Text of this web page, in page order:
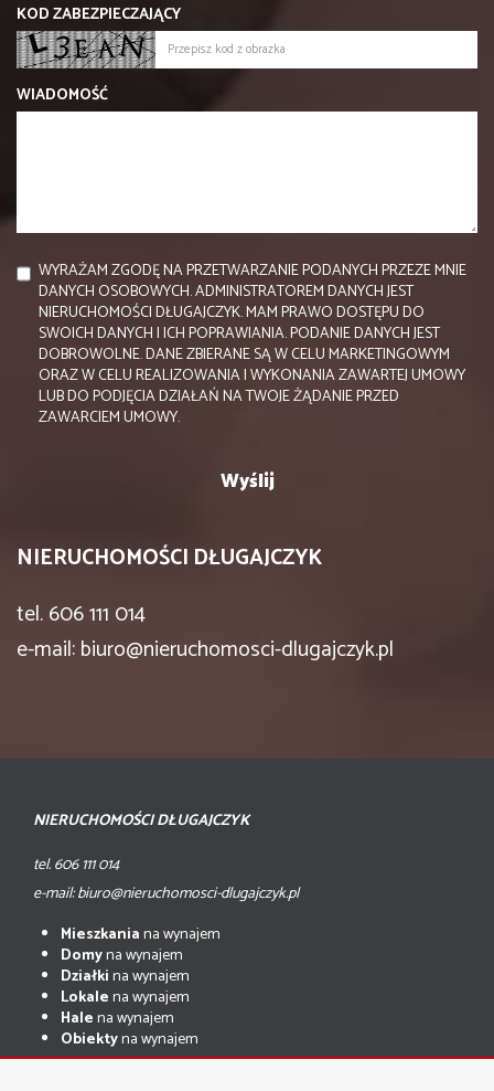
KOD ZABEZPIECZAJĄCY
WIADOMOŚĆ
WYRAŻAM ZGODĘ NA PRZETWARZANIE PODANYCH PRZEZE MNIE
DANYCH OSOBOWYCH. ADMINISTRATOREM DANYCH JEST
NIERUCHOMOŚCI DŁUGAJCZYK. MAM PRAWO DOSTĘPU DO
SWOICH DANYCH I ICH POPRAWIANIA. PODANIE DANYCH JEST
DOBROWOLNE. DANE ZBIERANE SĄ W CELU MARKETINGOWYM
ORAZ W CELU REALIZOWANIA I WYKONANIA ZAWARTEJ UMOWY
LUB DO PODJĘCIA DZIAŁAŃ NA TWOJE ŻĄDANIE PRZED
ZAWARCIEM UMOWY.
NIERUCHOMOŚCI DŁUGAJCZYK
tel. 606 111 014
e-mail: biuro@nieruchomosci-dlugajczyk.pl
NIERUCHOMOŚCI DŁUGAJCZYK
tel. 606 111 014
e-mail: biuro@nieruchomosci-dlugajczyk.pl
Mieszkaniana wynajem
Domyna wynajem
Działkina wynajem
Lokalena wynajem
Halena wynajem
Obiektyna wynajem